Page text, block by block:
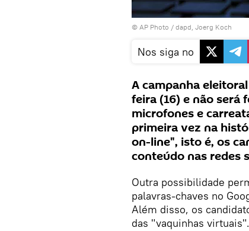
© AP Photo / dapd, Joerg Koch
Nos siga no
A campanha
feira (16) e não será
microfones e
primeira vez na
on-line", isto é, os
conteúdo nas redes
Outra possibilidade
palavras-chaves no
Além disso, os
das "vaquinhas virtuais".